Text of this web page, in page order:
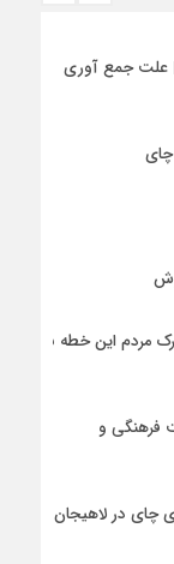
| علت جمع آوری
چای
مردم این خطه با
فرهنگی و
چای در لاهیجان